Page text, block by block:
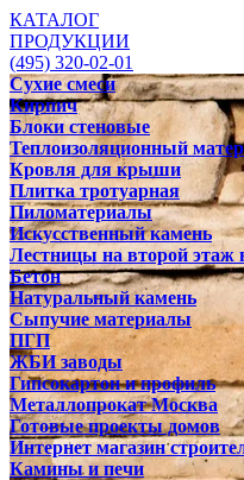
КАТАЛОГ
ПРОДУКЦИИ
(495) 320-02-01
Сухие смеси
Кирпич
Блоки стеновые
Теплоизоляционный
Кровля для крыши
Плитка тротуарная
Пиломатериалы
Искусственный камень
Лестницы на второй этаж
Бетон
Натуральный камень
Сыпучие материалы
ПГП
ЖБИ заводы
Гипсокартон и профиль
Металлопрокат Москва
Готовые проекты домов
Интернет магазин
Камины и печи